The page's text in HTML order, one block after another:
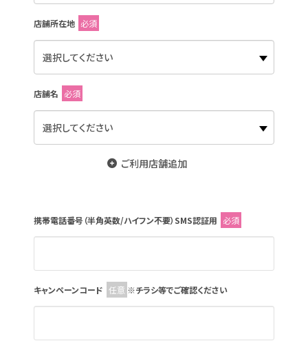
店舗所在地 必須
店舗名 必須
ご利用店舗追加
携帯電話番号（半角英数/ハイフン不要）SMS認証用 必須
キャンペーンコード 任意 ※チラシ等でご確認ください